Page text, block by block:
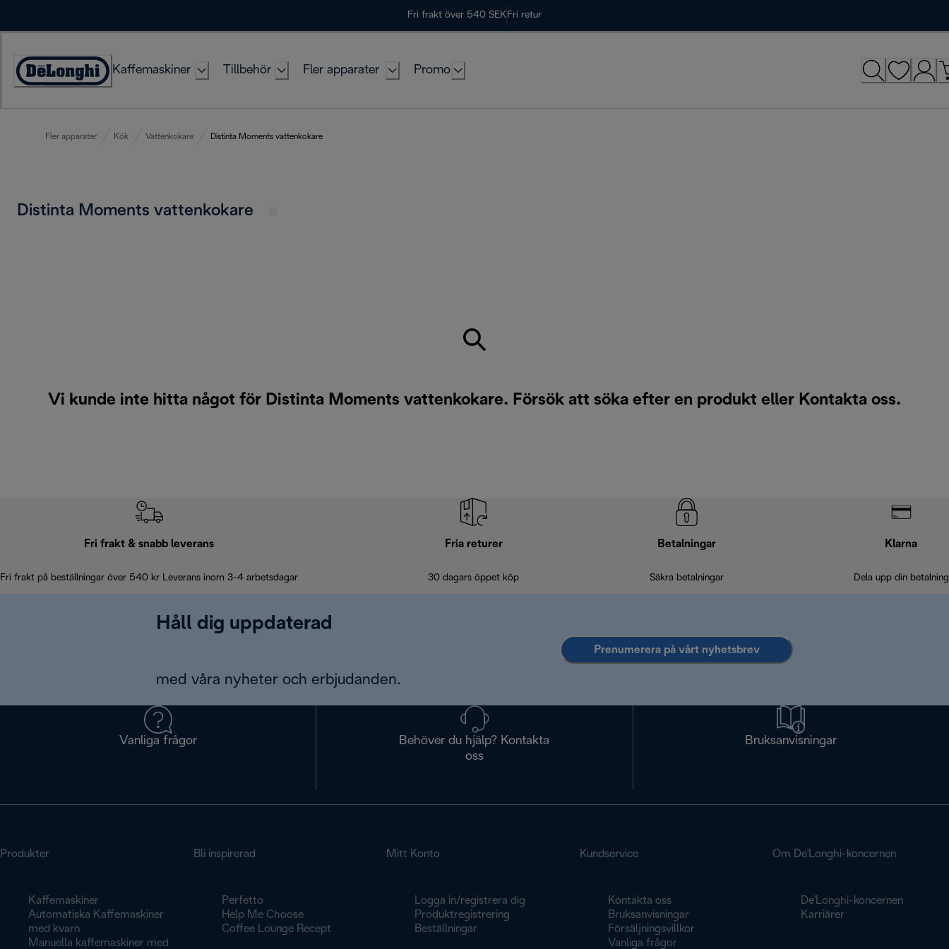
Fri frakt över 540 SEK Fri retur
Accessibility
Kaffemaskiner Tillbehör Fler apparater Promo
Fler apparater Kök Vattenkokare Distinta Moments vattenkokare
Distinta Moments vattenkokare
Vi kunde inte hitta något för Distinta Moments vattenkokare. Försök att söka efter en produkt eller Kontakta oss.
Fri frakt & snabb leverans
Fri frakt på beställningar över 540 kr Leverans inom 3-4 arbetsdagar
Fria returer
30 dagars öppet köp
Betalningar
Säkra betalningar
Klarna
Dela upp din betalning
Håll dig uppdaterad
med våra nyheter och erbjudanden.
Prenumerera på vårt nyhetsbrev
Vanliga frågor
Behöver du hjälp? Kontakta
oss
Bruksanvisningar
Produkter
Kaffemaskiner
Automatiska Kaffemaskiner
med kvarn
Manuella kaffemaskiner med
Bli inspirerad
Perfetto
Help Me Choose
Coffee Lounge Recept
Mitt Konto
Logga in/registrera dig
Produktregistrering
Beställningar
Kundservice
Kontakta oss
Bruksanvisningar
Försäljningsvillkor
Vanliga frågor
Om De'Longhi-koncernen
De'Longhi-koncernen
Karriärer